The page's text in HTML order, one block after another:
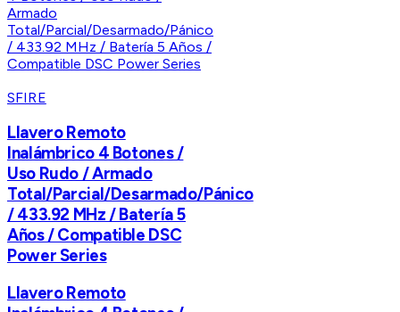
SFIRE
Llavero Remoto
Inalámbrico 4 Botones /
Uso Rudo / Armado
Total/Parcial/Desarmado/Pánico
/ 433.92 MHz / Batería 5
Años / Compatible DSC
Power Series
Llavero Remoto